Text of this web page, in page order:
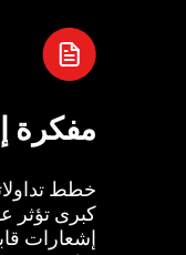
مفكرة
خطط
كبرى تؤثر
إشعارات